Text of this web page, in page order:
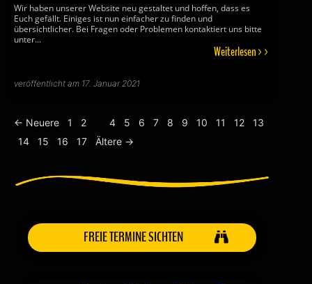
Wir haben unserer Website neu gestaltet und hoffen, dass es
Euch gefällt. Einiges ist nun einfacher zu finden und
übersichtlicher. Bei Fragen oder Problemen kontaktiert uns bitte
unter...
Weiterlesen >>
veröffentlicht am 17. Januar 2021
← Neuere 1 2 4 5 6 7 8 9 10 11 12
13
14
15 16 17 Ältere →
FREIE TERMINE SICHTEN